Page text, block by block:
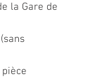
la Gare de
pièce